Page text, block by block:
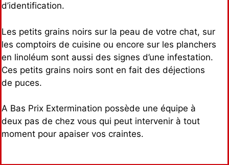
d’identification.
Les petits grains noirs sur la peau de votre chat, sur
les comptoirs de cuisine ou encore sur les planchers
en linoléum sont aussi des signes d’une infestation.
Ces petits grains noirs sont en fait des déjections
de puces.
A Bas Prix Extermination possède une équipe à
deux pas de chez vous qui peut intervenir à tout
moment pour apaiser vos craintes.